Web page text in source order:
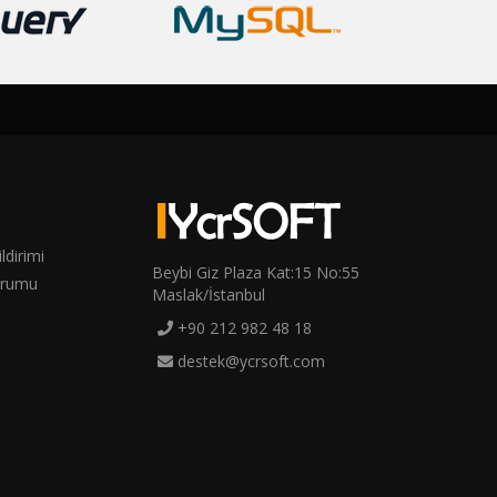
Beybi Giz Plaza Kat:15 No:55
Maslak/İstanbul
+90 212 982 48 18
destek@ycrsoft.com